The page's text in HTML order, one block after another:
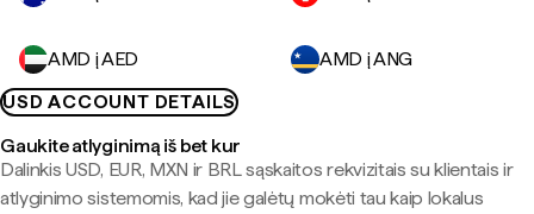
AMD į AED
AMD į ANG
USD ACCOUNT DETAILS
Gaukite atlyginimą iš bet kur
Dalinkis USD, EUR, MXN ir BRL sąskaitos rekvizitais su klientais ir
atlyginimo sistemomis, kad jie galėtų mokėti tau kaip lokalus